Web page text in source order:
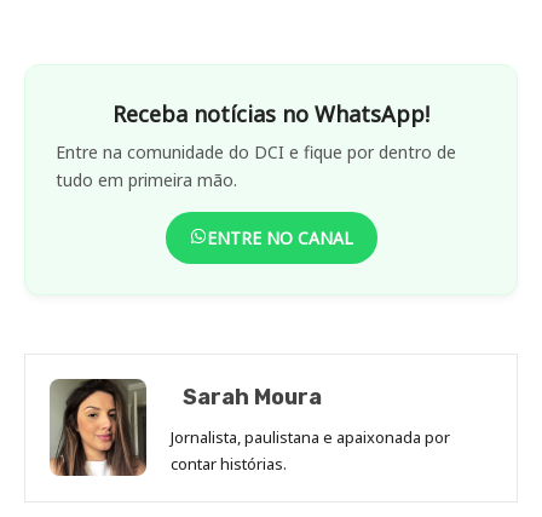
Receba notícias no WhatsApp!
Entre na comunidade do DCI e fique por dentro de
tudo em primeira mão.
ENTRE NO CANAL
Sarah Moura
Jornalista, paulistana e apaixonada por
contar histórias.